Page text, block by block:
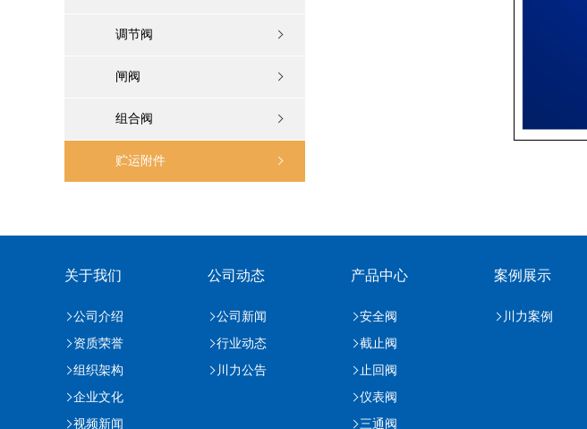
调节阀
闸阀
组合阀
贮运附件
关于我们
公司介绍
资质荣誉
组织架构
企业文化
视频新闻
公司动态
公司新闻
行业动态
川力公告
产品中心
安全阀
截止阀
止回阀
仪表阀
三通阀
案例展示
川力案例